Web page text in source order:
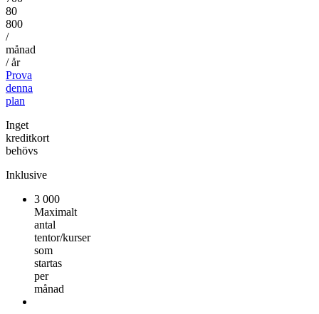
80
800
/
månad
/ år
Prova
denna
plan
Inget
kreditkort
behövs
Inklusive
3 000
Maximalt
antal
tentor/kurser
som
startas
per
månad